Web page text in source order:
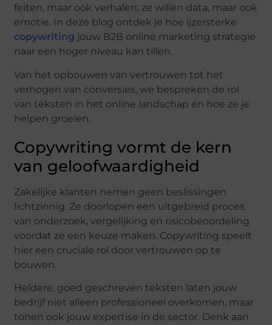
feiten, maar ook verhalen; ze willen data, maar ook
emotie. In deze blog ontdek je hoe ijzersterke
copywriting jouw B2B online marketing strategie
naar een hoger niveau kan tillen.
Van het opbouwen van vertrouwen tot het
verhogen van conversies, we bespreken de rol
van teksten in het online landschap én hoe ze je
helpen groeien.
Copywriting vormt de kern
van geloofwaardigheid
Zakelijke klanten nemen geen beslissingen
lichtzinnig. Ze doorlopen een uitgebreid proces
van onderzoek, vergelijking en risicobeoordeling
voordat ze een keuze maken. Copywriting speelt
hier een cruciale rol door vertrouwen op te
bouwen.
Heldere, goed geschreven teksten laten jouw
bedrijf niet alleen professioneel overkomen, maar
tonen ook jouw expertise in de sector. Denk aan